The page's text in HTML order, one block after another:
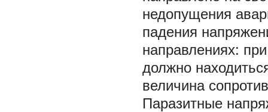
недопущения
падения
направлениях:
должно
величина
Паразитные